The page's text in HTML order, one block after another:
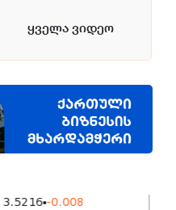
ყველა ვიდეო
-0.008